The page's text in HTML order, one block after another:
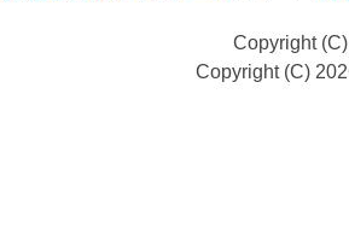
Copyright
Copyright (C)